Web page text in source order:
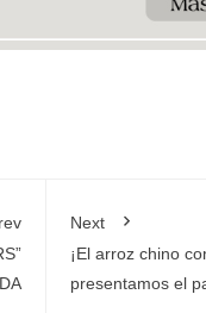
Next
¡El arroz chino
presentamos el